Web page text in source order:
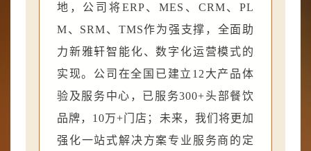
地，公司将ERP、MES、CRM、PL
M、SRM、TMS作为强支撑，全面助
力新雅轩智能化、数字化运营模式的
实现。公司在全国已建立12大产品体
验及服务中心，已服务300+头部餐饮
品牌，10万+门店；未来，我们将更加
强化一站式解决方案专业服务商的定